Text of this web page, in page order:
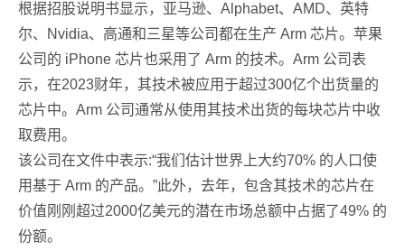
根据招股说明书显示，亚马逊、Alphabet、AMD、英特
尔、Nvidia、高通和三星等公司都在生产 Arm 芯片。苹果
公司的 iPhone 芯片也采用了 Arm 的技术。Arm 公司表
示，在2023财年，其技术被应用于超过300亿个出货量的
芯片中。Arm 公司通常从使用其技术出货的每块芯片中收
取费用。
该公司在文件中表示:“我们估计世界上大约70% 的人口使
用基于 Arm 的产品。”此外，去年，包含其技术的芯片在
价值刚刚超过2000亿美元的潜在市场总额中占据了49% 的
份额。